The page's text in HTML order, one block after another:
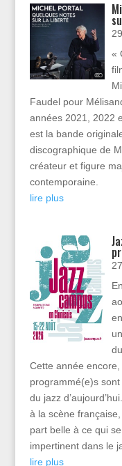
«
Faudel pour
années 2021, 2022
est la bande
discographique de
créateur et figure
contemporaine.
lire plus
Cette année
programmé(e)s
du jazz
à la scène
part belle à ce qui
impertinent dans le
lire plus